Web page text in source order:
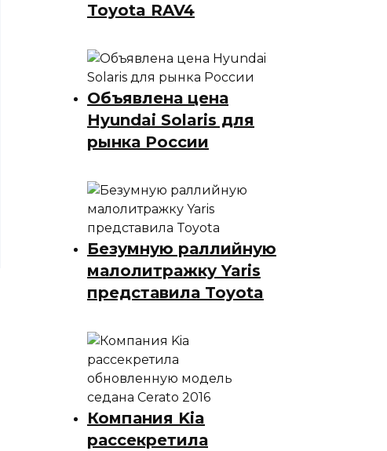
Toyota RAV4
Объявлена цена
Hyundai Solaris для
рынка России
Безумную раллийную
малолитражку Yaris
представила Toyota
Компания Kia
рассекретила